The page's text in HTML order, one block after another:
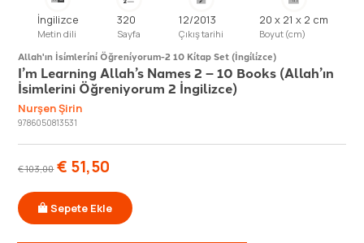
İngilizce
Metin dili
320
Sayfa
12/2013
Çıkış tarihi
20 x 21 x 2 cm
Boyut (cm)
Allah'ın İsi̇mleri̇ni̇ Öğreni̇yorum-2 10 Ki̇tap Set (İngi̇li̇zce)
I’m Learning Allah’s Names 2 – 10 Books (Allah’ın
İsimlerini Öğreniyorum 2 İngilizce)
Nurşen Şirin
9786050813531
€103,00 € 51,50
Sepete Ekle